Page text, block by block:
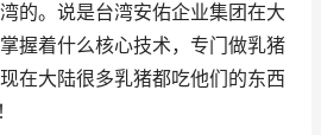
的。说是台湾安佑企业集团在大
握着什么核心技术，专门做乳猪
在大陆很多乳猪都吃他们的东西